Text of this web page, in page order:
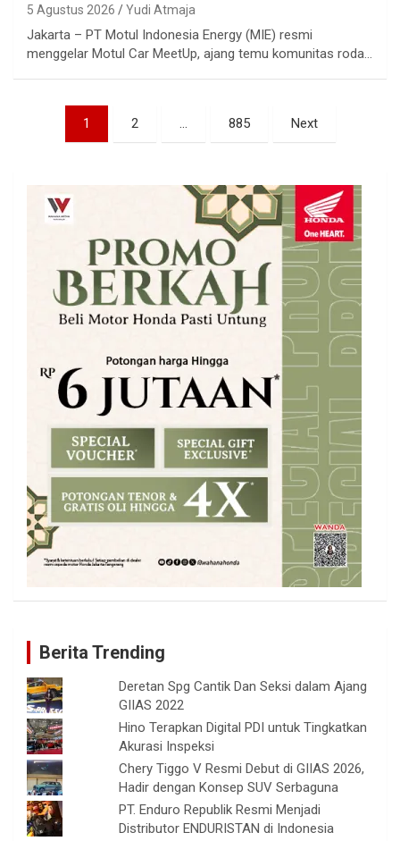
5 Agustus 2026 Yudi Atmaja
Jakarta – PT Motul Indonesia Energy (MIE) resmi
menggelar Motul Car MeetUp, ajang temu komunitas roda…
Paginasi
1 2 … 885 Next
Berita Trending
Deretan Spg Cantik Dan Seksi dalam Ajang
GIIAS 2022
Hino Terapkan Digital PDI untuk Tingkatkan
Akurasi Inspeksi
Chery Tiggo V Resmi Debut di GIIAS 2026,
Hadir dengan Konsep SUV Serbaguna
PT. Enduro Republik Resmi Menjadi
Distributor ENDURISTAN di Indonesia